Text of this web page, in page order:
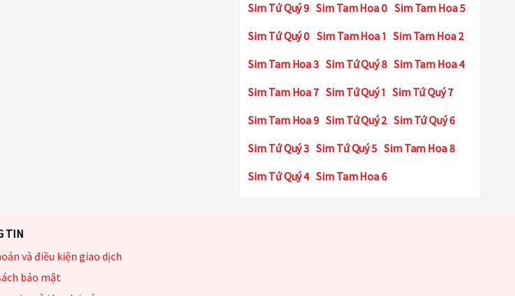
Sim Tứ Quý 9 Sim Tam Hoa 0 Sim Tam Hoa 5
Sim Tứ Quý 0 Sim Tam Hoa 1 Sim Tam Hoa 2
Sim Tam Hoa 3 Sim Tứ Quý 8 Sim Tam Hoa 4
Sim Tam Hoa 7 Sim Tứ Quý 1 Sim Tứ Quý 7
Sim Tam Hoa 9 Sim Tứ Quý 2 Sim Tứ Quý 6
Sim Tứ Quý 3 Sim Tứ Quý 5 Sim Tam Hoa 8
Sim Tứ Quý 4 Sim Tam Hoa 6
TIN
và điều kiện giao dịch
bảo mật